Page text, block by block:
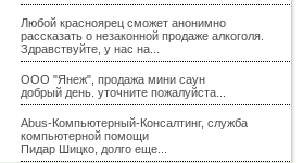
Любой красноярец сможет анонимно
рассказать о незаконной продаже алкоголя.
Здравствуйте, у нас на...
ООО "Янеж", продажа мини саун
добрый день. уточните пожалуйста...
Abus-Компьютерный-Консалтинг, служба
компьютерной помощи
Пидар Шицко, долго еще...